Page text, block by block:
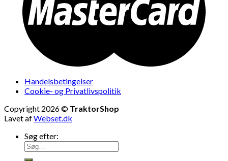
Handelsbetingelser
Cookie- og Privatlivspolitik
Copyright 2026 © TraktorShop
Lavet afWebset.dk
Søg efter: